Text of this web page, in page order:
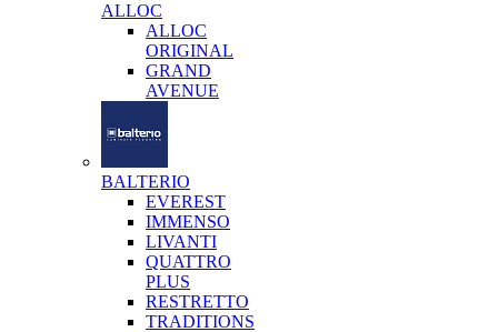
ALLOC
ALLOC
ORIGINAL
GRAND
AVENUE
BALTERIO
EVEREST
IMMENSO
LIVANTI
QUATTRO
PLUS
RESTRETTO
TRADITIONS